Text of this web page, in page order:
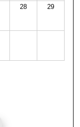
28 29